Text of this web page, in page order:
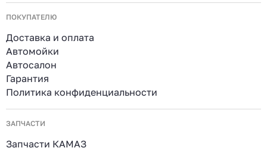
ПОКУПАТЕЛЮ
Доставка и оплата
Автомойки
Автосалон
Гарантия
Политика конфиденциальности
ЗАПЧАСТИ
Запчасти КАМАЗ